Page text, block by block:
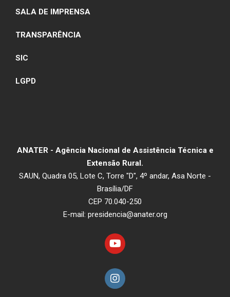
SALA DE IMPRENSA
TRANSPARÊNCIA
SIC
LGPD
ANATER - Agência Nacional de Assistência Técnica e
Extensão Rural.
SAUN, Quadra 05, Lote C, Torre "D", 4º andar, Asa Norte -
Brasília/DF
CEP 70.040-250
E-mail: presidencia@anater.org